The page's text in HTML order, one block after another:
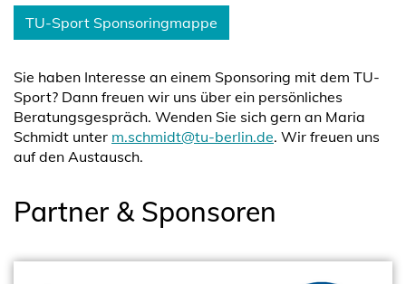
TU-Sport Sponsoringmappe
Sie haben Interesse an einem Sponsoring mit dem TU-
Sport? Dann freuen wir uns über ein persönliches
Beratungsgespräch. Wenden Sie sich gern an Maria
Schmidt unter m.schmidt@tu-berlin.de. Wir freuen uns
auf den Austausch.
Partner & Sponsoren